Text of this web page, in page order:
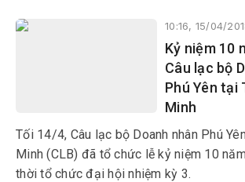
quay yêu
10:16, 15/04/
Kỷ niệm 10
Câu lạc bộ
Phú Yên tại
Minh
Tối 14/4, Câu lạc bộ Doanh nhân Phú
Minh (CLB) đã tổ chức lễ kỷ niệm 10
thời tổ chức đại hội nhiệm kỳ 3.